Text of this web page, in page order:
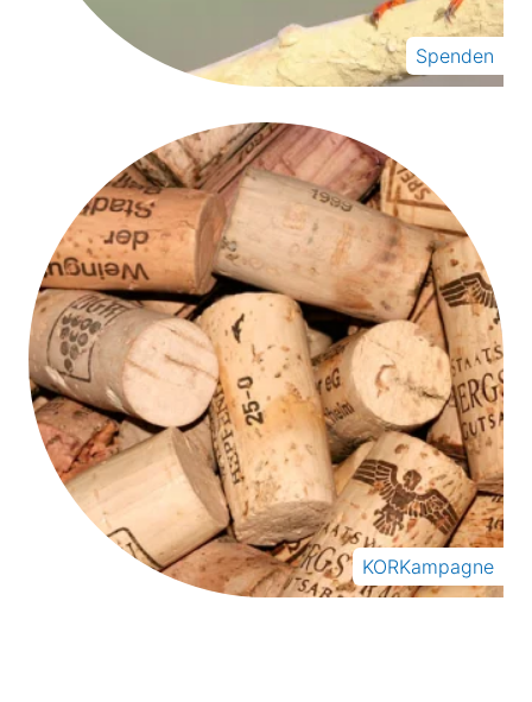
Spenden
KORKampagne